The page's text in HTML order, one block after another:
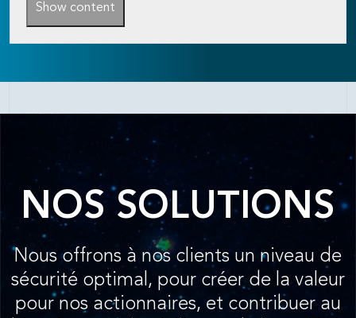
Show content
NOS SOLUTIONS
Nous offrons à nos clients un niveau de
sécurité optimal, pour créer de la valeur
pour nos actionnaires, et contribuer au